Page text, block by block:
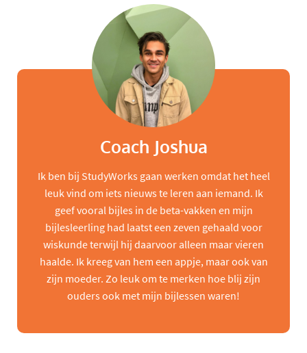
Coach Joshua
Ik ben bij StudyWorks gaan werken omdat het heel
leuk vind om iets nieuws te leren aan iemand. Ik
geef vooral bijles in de beta-vakken en mijn
bijlesleerling had laatst een zeven gehaald voor
wiskunde terwijl hij daarvoor alleen maar vieren
haalde. Ik kreeg van hem een appje, maar ook van
zijn moeder. Zo leuk om te merken hoe blij zijn
ouders ook met mijn bijlessen waren!